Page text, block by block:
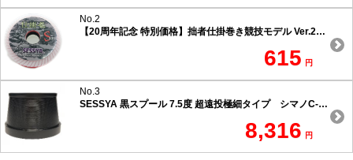
No.2
【20周年記念 特別価格】拙者仕掛巻き競技モデル Ver.2 スリムタイプ
615 円
No.3
SESSYA 黒スプール 7.5度 超遠投極細タイプ シマノC-1用
8,316 円